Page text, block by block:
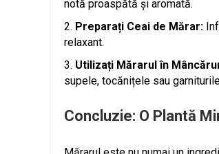
notă proaspătă și aromată.
Preparați Ceai de Mărar:
relaxant.
Utilizați Mărarul în
supele, tocănițele sau
Concluzie: O Plantă